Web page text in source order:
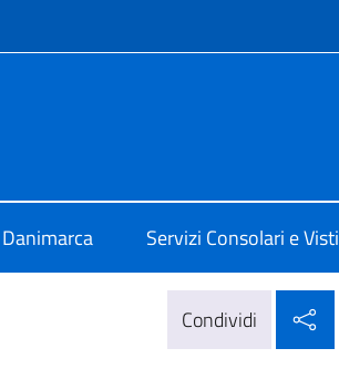
Servizi Consolari e Visti
Condividi